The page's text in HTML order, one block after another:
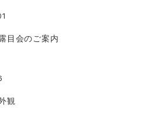
目会のご案内
観